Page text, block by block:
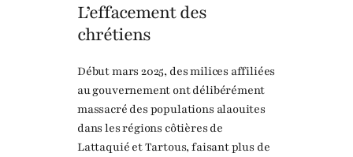
L’effacement des
chrétiens
Début mars 2025, des milices affiliées
au gouvernement ont délibérément
massacré des populations alaouites
dans les régions côtières de
Lattaquié et Tartous, faisant plus de